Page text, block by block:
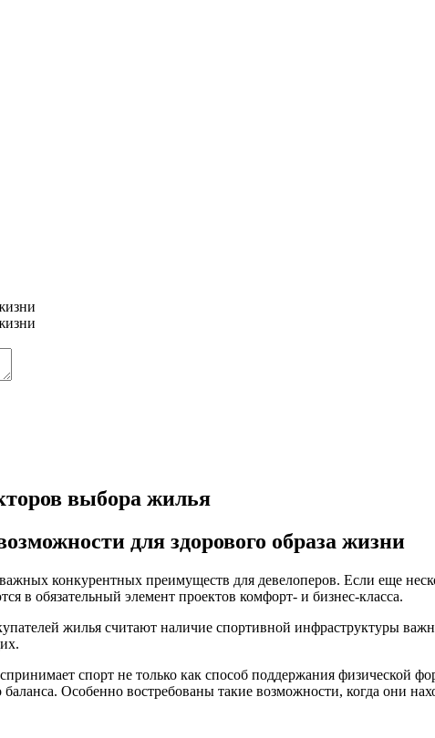
выбора жилья
для здорового образа жизни
конкурентных преимуществ для девелоперов. Если еще
в обязательный элемент проектов комфорт- и бизнес-класса.
жилья считают наличие спортивной инфраструктуры
спорт не только как способ поддержания физической
Особенно востребованы такие возможности, когда они